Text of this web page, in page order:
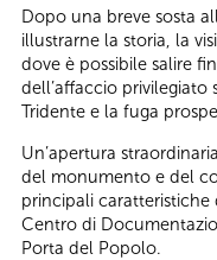
Dopo una breve sosta
illustrarne la storia, la
dove è possibile salire
dell’affaccio
Tridente e la fuga
Un’apertura
del monumento e del
principali caratteristiche
Centro di
Porta del Popolo.